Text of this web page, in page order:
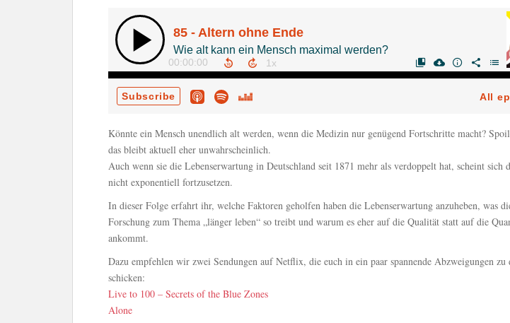
Könnte ein Mensch unendlich alt werden, wenn die Medizin nur genügend Fortschritte macht?
das bleibt aktuell eher unwahrscheinlich.
Auch wenn sie die Lebenserwartung in Deutschland seit 1871 mehr als verdoppelt hat, scheint sich
nicht exponentiell fortzusetzen.
In dieser Folge erfahrt ihr, welche Faktoren geholfen haben die Lebenserwartung anzuheben, was
Forschung zum Thema „länger leben“ so treibt und warum es eher auf die Qualität statt auf die
ankommt.
Dazu empfehlen wir zwei Sendungen auf Netflix, die euch in ein paar spannende Abzweigungen zu
schicken:
Live to 100 – Secrets of the Blue Zones
Alone